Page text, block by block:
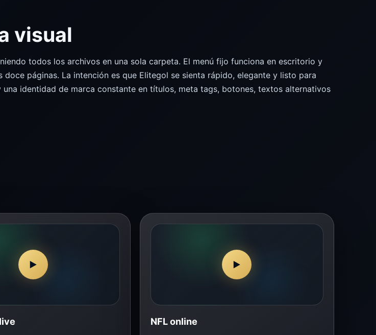
visual
todos los archivos en una sola carpeta. El menú fijo funciona en escritorio y
páginas. La intención es que Elitegol se sienta rápido, elegante y listo para
identidad de marca constante en títulos, meta tags, botones, textos alternativos
▶ ▶
NFL online